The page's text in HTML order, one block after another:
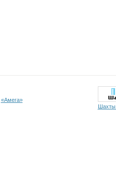
«Амега»